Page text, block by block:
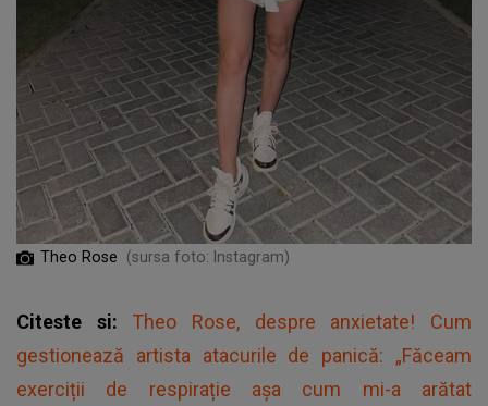
Theo Rose (sursa foto: Instagram)
Citeste si: Theo Rose, despre anxietate! Cum
gestionează artista atacurile de panică: „Făceam
exerciții de respirație așa cum mi-a arătat